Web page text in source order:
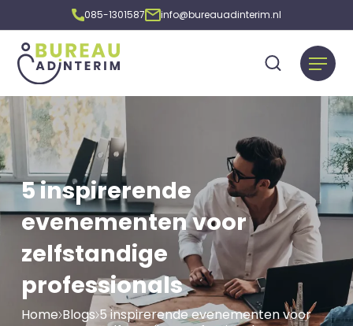
085-1301587 info@bureauadinterim.nl
5 inspirerende
evenementen voor
zelfstandige
professionals
Home Blogs 5 inspirerende evenementen voor